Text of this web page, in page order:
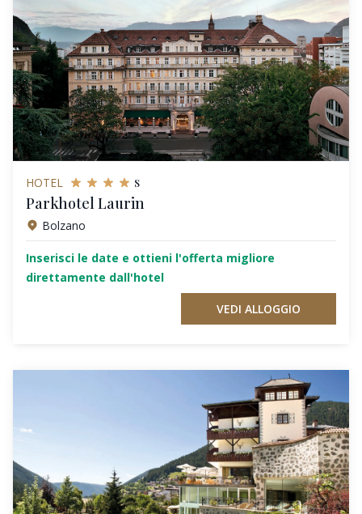
HOTEL s
Parkhotel Laurin
Bolzano
Inserisci le date e ottieni l'offerta migliore
direttamente dall'hotel
VEDI ALLOGGIO